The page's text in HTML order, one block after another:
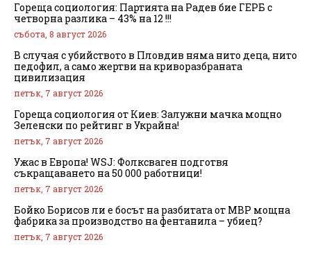
Гореща социология: Партията на Радев бие ГЕРБ с
четворна разлика – 43% на 12 !!!
събота, 8 август 2026
В случая с убийството в Пловдив няма нито деца, нито
педофил, а само жертви на криворазбраната
цивилизация
петък, 7 август 2026
Гореща социология от Киев: Залужни мачка мощно
Зеленски по рейтинг в Украйна!
петък, 7 август 2026
Ужас в Европа! WSJ: Фолксваген подготвя
съкращаването на 50 000 работници!
петък, 7 август 2026
Бойко Борисов ли е босът на разбитата от МВР мощна
фабрика за производство на фентанила – убиец?
петък, 7 август 2026